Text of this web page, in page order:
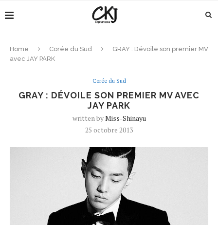
Home Corée du Sud
GRAY : Dévoile son premier MV
avec JAY PARK
Corée du Sud
GRAY : DÉVOILE SON PREMIER MV AVEC
JAY PARK
written byMiss-Shinayu
25 octobre 2013